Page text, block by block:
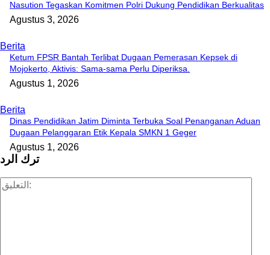
Nasution Tegaskan Komitmen Polri Dukung Pendidikan Berkualitas
Agustus 3, 2026
Berita
Ketum FPSR Bantah Terlibat Dugaan Pemerasan Kepsek di
Mojokerto, Aktivis: Sama-sama Perlu Diperiksa.
Agustus 1, 2026
Berita
Dinas Pendidikan Jatim Diminta Terbuka Soal Penanganan Aduan
Dugaan Pelanggaran Etik Kepala SMKN 1 Geger
Agustus 1, 2026
ترك الرد